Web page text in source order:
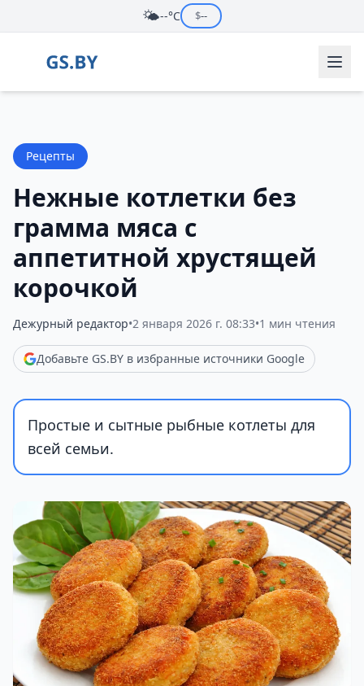
🌤️--°C $--
Рецепты
Нежные котлетки без
грамма мяса с
аппетитной хрустящей
корочкой
Дежурный редактор•2 января 2026 г. 08:33•1 мин чтения
Добавьте GS.BY в избранные источники Google
Простые и сытные рыбные котлеты для
всей семьи.